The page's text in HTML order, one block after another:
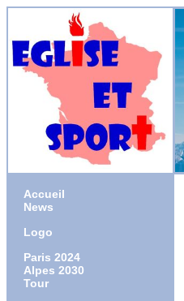
Accueil
News
Logo
Paris 2024
Alpes 2030
Tour